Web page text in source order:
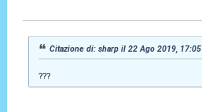
Citazione di: sharp il 22 Ago 2019, 17:05
???